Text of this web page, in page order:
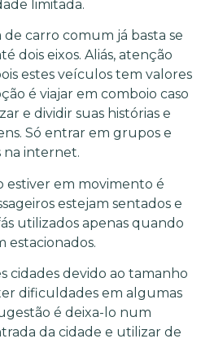
limitada.
carro comum já basta se
dois eixos. Aliás, atenção
estes veículos tem valores
é viajar em comboio caso
e dividir suas histórias e
Só entrar em grupos e
na internet.
em movimento é
estejam sentados e
utilizados apenas quando
estacionados.
cidades devido ao tamanho
dificuldades em algumas
é deixa-lo num
da cidade e utilizar de